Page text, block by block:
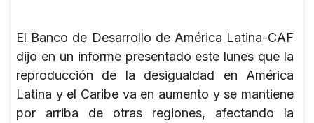
El Banco de Desarrollo de América Latina-CAF
dijo en un informe presentado este lunes que la
reproducción de la desigualdad en América
Latina y el Caribe va en aumento y se mantiene
por arriba de otras regiones, afectando la